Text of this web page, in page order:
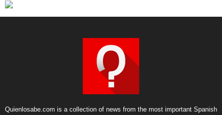
Quienlosabe.com is a collection of news from the most important Spanish